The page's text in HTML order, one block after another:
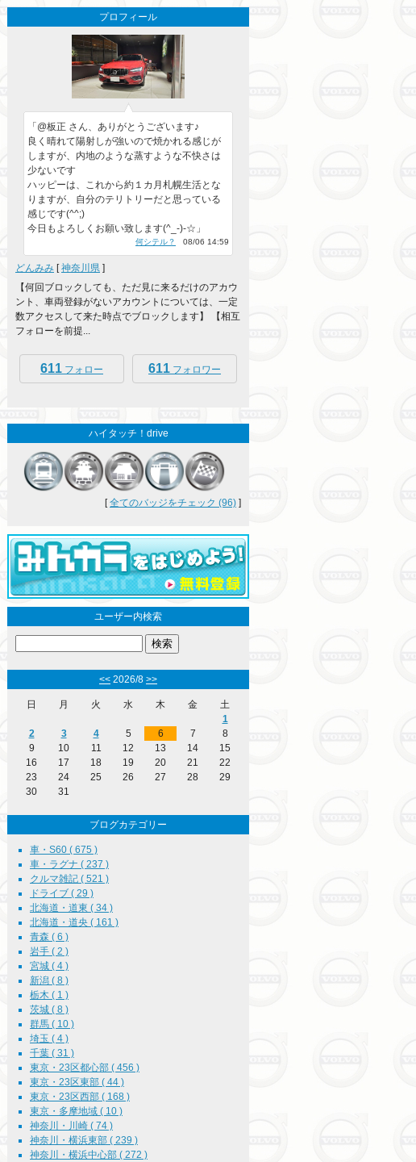
プロフィール
「@板正 さん、ありがとうございます♪
良く晴れて陽射しが強いので焼かれる感じが
しますが、内地のような蒸すような不快さは
少ないです
ハッピーは、これから約１カ月札幌生活とな
りますが、自分のテリトリーだと思っている
感じです(^^;)
今日もよろしくお願い致します(^_-)-☆」
何シテル？ 08/06 14:59
どんみみ [神奈川県 ]
【何回ブロックしても、ただ見に来るだけのアカウ
ント、車両登録がないアカウントについては、一定
数アクセスして来た時点でブロックします】 【相互
フォローを前提...
611 フォロー 611 フォロワー
ハイタッチ！drive
[全てのバッジをチェック (96) ]
ユーザー内検索
<< 2026/8 >>
日 月 火 水 木 金
土
1
2
3 4 5 6 7
8
9
10 11 12 13 14
15
16
17 18 19 20 21
22
23
24 25 26 27 28
29
30
31
ブログカテゴリー
車・S60 ( 675 )
車・ラグナ ( 237 )
クルマ雑記 ( 521 )
ドライブ ( 29 )
北海道・道東 ( 34 )
北海道・道央 ( 161 )
青森 ( 6 )
岩手 ( 2 )
宮城 ( 4 )
新潟 ( 8 )
栃木 ( 1 )
茨城 ( 8 )
群馬 ( 10 )
埼玉 ( 4 )
千葉 ( 31 )
東京・23区都心部 ( 456 )
東京・23区東部 ( 44 )
東京・23区西部 ( 168 )
東京・多摩地域 ( 10 )
神奈川・川崎 ( 74 )
神奈川・横浜東部 ( 239 )
神奈川・横浜中心部 ( 272 )